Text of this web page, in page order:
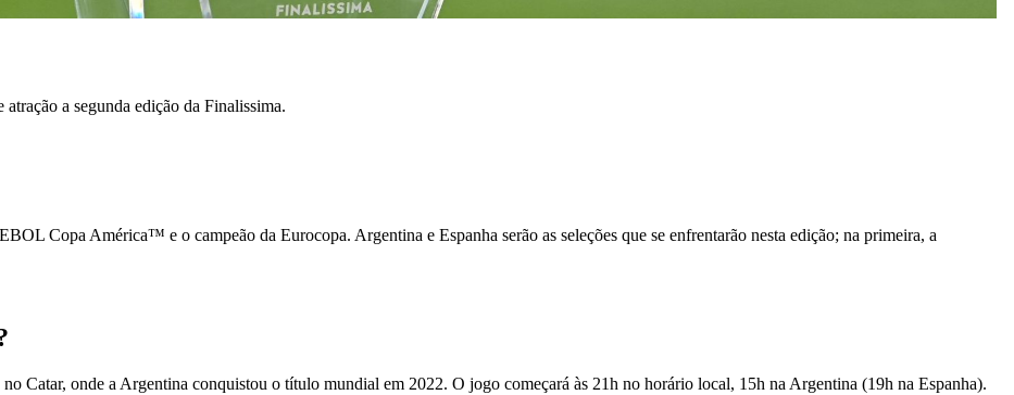
a segunda edição da Finalissima.
Copa América™ e o campeão da Eurocopa. Argentina e Espanha serão as seleções que se enfrentarão nesta edição; na primeira, a
Catar, onde a Argentina conquistou o título mundial em 2022. O jogo começará às 21h no horário local, 15h na Argentina (19h na Espanha).